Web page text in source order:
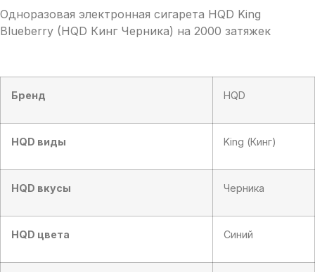
Одноразовая электронная сигарета HQD King
Blueberry (HQD Кинг Черника) на 2000 затяжек
Бренд HQD
HQD виды King (Кинг)
HQD вкусы Черника
HQD цвета Синий